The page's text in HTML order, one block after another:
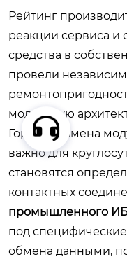
Рейтинг
реакции сервиса и
средства в
провели
модульную
Горячая замена
важно для
становятся
контактных
промышленного
под
обмена данными,